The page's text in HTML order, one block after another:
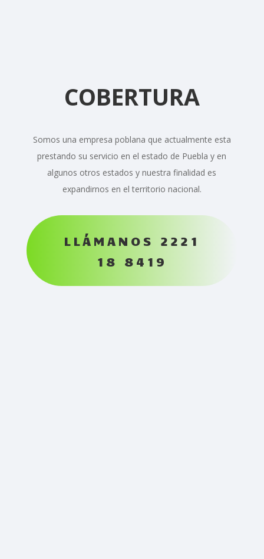
COBERTURA
Somos una empresa poblana que actualmente esta
prestando su servicio en el estado de Puebla y en
algunos otros estados y nuestra finalidad es
expandirnos en el territorio nacional.
LLÁMANOS 2221
18 8419